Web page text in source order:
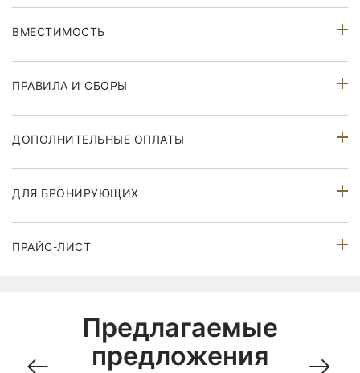
ВМЕСТИМОСТЬ
ПРАВИЛА И СБОРЫ
ДОПОЛНИТЕЛЬНЫЕ ОПЛАТЫ
ДЛЯ БРОНИРУЮЩИХ
ПРАЙС-ЛИСТ
Предлагаемые
предложения